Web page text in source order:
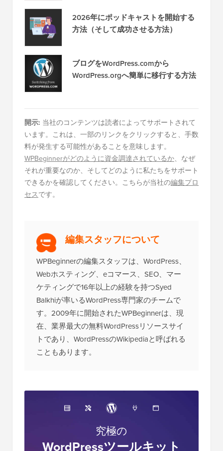
2026年にポッドキャストを開始する
方法（そして成功させる方法）
ブログをWordPress.comから
WordPress.orgへ簡単に移行する方法
開示: 当社のコンテンツは読者によってサポートされて
います。これは、一部のリンクをクリックすると、手数
料が発生する可能性があることを意味します。
WPBeginnerがどのように資金調達されているか、なぜ
それが重要なのか、そしてどのように私たちをサポート
できるかを確認してください。こちらが当社の編集プロ
セスです。
編集スタッフについて
WPBeginnerの編集スタッフは、WordPress、
Webホスティング、eコマース、SEO、マー
ケティングで16年以上の経験を持つSyed
Balkhiが率いるWordPress専門家のチームで
す。2009年に開始されたWPBeginnerは、現
在、業界最大の無料WordPressリソースサイ
トであり、WordPressのWikipediaと呼ばれる
こともあります。
究極の
WordPressツールキット